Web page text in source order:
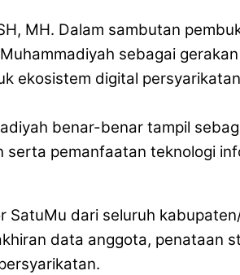
MH. Dalam sambutan
sebagai
ekosistem digital
benar-benar tampil
pemanfaatan teknologi
SatuMu dari seluruh
data anggota, penataan